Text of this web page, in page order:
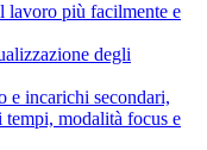
lavoro più facilmente e
degli
e incarichi secondari,
modalità focus e